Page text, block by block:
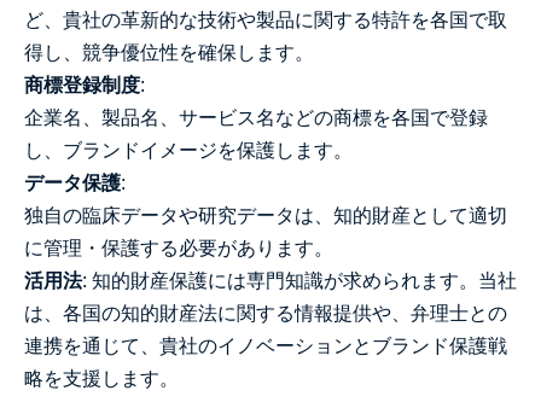
ど、貴社の革新的な技術や製品に関する特許を各国で取
得し、競争優位性を確保します。
商標登録制度:
企業名、製品名、サービス名などの商標を各国で登録
し、ブランドイメージを保護します。
データ保護:
独自の臨床データや研究データは、知的財産として適切
に管理・保護する必要があります。
活用法: 知的財産保護には専門知識が求められます。当社
は、各国の知的財産法に関する情報提供や、弁理士との
連携を通じて、貴社のイノベーションとブランド保護戦
略を支援します。